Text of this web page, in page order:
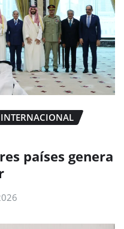
INTERNACIONAL
países genera